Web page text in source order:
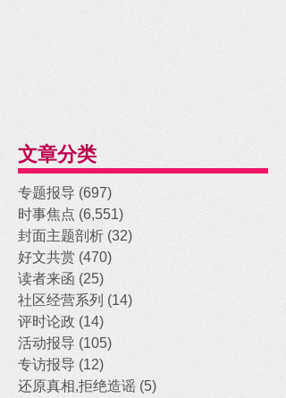
文章分类
专题报导 (697)
时事焦点 (6,551)
封面主题剖析 (32)
好文共赏 (470)
读者来函 (25)
社区经营系列 (14)
评时论政 (14)
活动报导 (105)
专访报导 (12)
还原真相,拒绝造谣 (5)